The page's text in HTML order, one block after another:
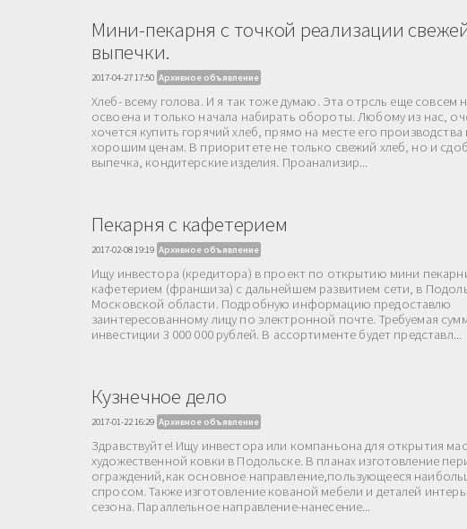
Мини-пекарня с точкой реализации
выпечки.
2017-04-27 17:50 Архивное объявление
Хлеб- всему голова. И я так тоже думаю. Эта отрсль еще совсем
освоена и только начала набирать обороты. Любому из нас,
хочется купить горячий хлеб, прямо на месте его производства
хорошим ценам. В приоритете не только свежий хлеб, но и
выпечка, кондитерские изделия. Проанализир...
Пекарня с кафетерием
2017-02-08 19:19 Архивное объявление
Ищу инвестора (кредитора) в проект по открытию мини
кафетерием (франшиза) с дальнейшем развитием сети, в
Московской области. Подробную информацию предоставлю
заинтересованному лицу по электронной почте. Требуемая
инвестиции 3 000 000 рублей. В ассортименте будет представл...
Кузнечное дело
2017-01-22 16:29 Архивное объявление
Здравствуйте! Ищу инвестора или компаньона для открытия
художественной ковки в Подольске. В планах изготовление
ограждений,как основное направление,пользующееся
спросом. Также изготовление кованой мебели и деталей
сезона. Параллельное направление-нанесение...